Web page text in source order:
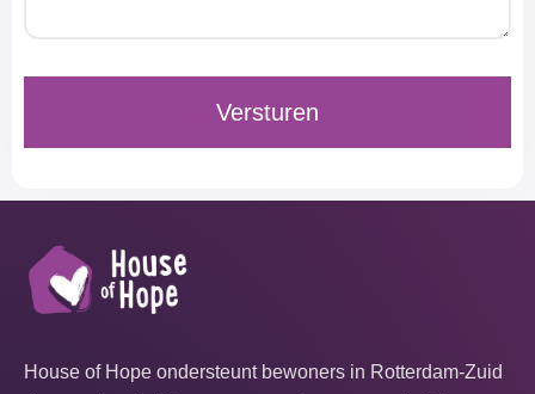
House of Hope ondersteunt bewoners in Rotterdam-Zuid